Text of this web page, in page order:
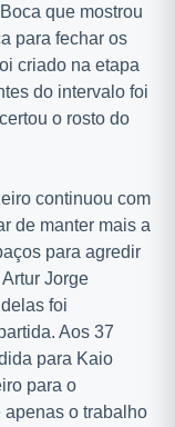
que mostrou
para fechar os
criado na etapa
do intervalo foi
o rosto do
continuou com
de manter mais a
para agredir
Jorge
foi
Aos 37
para Kaio
para o
o trabalho